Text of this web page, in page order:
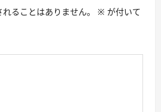
ることはありません。 ※ が付いて